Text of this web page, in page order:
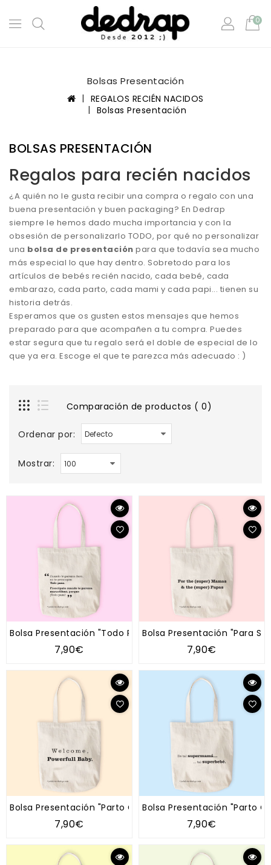
0
Bolsas Presentación
REGALOS RECIÉN NACIDOS
Bolsas Presentación
BOLSAS PRESENTACIÓN
Regalos para recién nacidos
¿A quién no le gusta recibir una compra o regalo con una
buena presentación y buen packaging? En Dedrap
siempre le hemos dado mucha importancia y con la
obsesión de personalizarlo TODO, por qué no personalizar
una bolsa de presentación para que todavía sea mucho
más especial lo que hay dentro. Sobretodo para los
artículos de bebés recién nacido, cada bebé, cada
embarazo, cada parto, cada mami y cada papi... tienen su
historia detrás.
Esperamos que os gusten estos mensajes que hemos
preparado para que acompañen a tu compra. Puedes
estar segura que tu regalo será el doble de especial de lo
que ya era. Escoge el que te parezca más adecuado : )
Comparación de productos ( 0)
Ordenar por:
Mostrar:
Bolsa Presentación "Todo Pasa"
7,90€
Bolsa Presentación "Para
7,90€
Bolsa Presentación "Parto Complicado"
7,90€
Bolsa Presentación "Parto
7,90€